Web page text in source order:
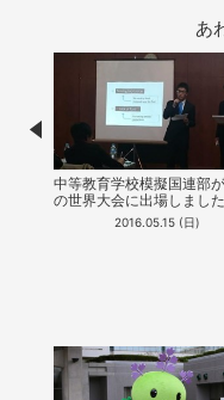
あ
中等教育学校模擬国連部
の世界大会に出場しました
2016.05.15 (日)
Prev